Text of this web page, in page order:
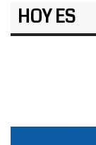
HOY ES